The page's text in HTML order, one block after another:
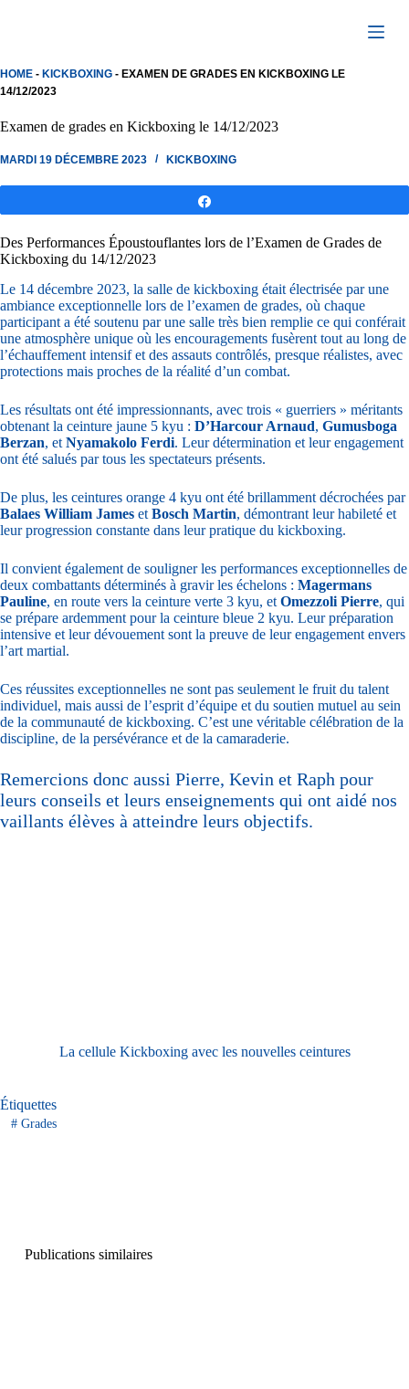
HOME - KICKBOXING - EXAMEN DE GRADES EN KICKBOXING LE
14/12/2023
Examen de grades en Kickboxing le 14/12/2023
MARDI 19 DÉCEMBRE 2023 KICKBOXING
Des Performances Époustouflantes lors de l’Examen de Grades de
Kickboxing du 14/12/2023
Le 14 décembre 2023, la salle de kickboxing était électrisée par une
ambiance exceptionnelle lors de l’examen de grades, où chaque
participant a été soutenu par une salle très bien remplie ce qui conférait
une atmosphère unique où les encouragements fusèrent tout au long de
l’échauffement intensif et des assauts contrôlés, presque réalistes, avec
protections mais proches de la réalité d’un combat.
Les résultats ont été impressionnants, avec trois « guerriers » méritants
obtenant la ceinture jaune 5 kyu : D’Harcour Arnaud, Gumusboga
Berzan, et Nyamakolo Ferdi. Leur détermination et leur engagement
ont été salués par tous les spectateurs présents.
De plus, les ceintures orange 4 kyu ont été brillamment décrochées par
Balaes William James et Bosch Martin, démontrant leur habileté et
leur progression constante dans leur pratique du kickboxing.
Il convient également de souligner les performances exceptionnelles de
deux combattants déterminés à gravir les échelons : Magermans
Pauline, en route vers la ceinture verte 3 kyu, et Omezzoli Pierre, qui
se prépare ardemment pour la ceinture bleue 2 kyu. Leur préparation
intensive et leur dévouement sont la preuve de leur engagement envers
l’art martial.
Ces réussites exceptionnelles ne sont pas seulement le fruit du talent
individuel, mais aussi de l’esprit d’équipe et du soutien mutuel au sein
de la communauté de kickboxing. C’est une véritable célébration de la
discipline, de la persévérance et de la camaraderie.
Remercions donc aussi Pierre, Kevin et Raph pour
leurs conseils et leurs enseignements qui ont aidé nos
vaillants élèves à atteindre leurs objectifs.
La cellule Kickboxing avec les nouvelles ceintures
Étiquettes
#Grades
Publications similaires